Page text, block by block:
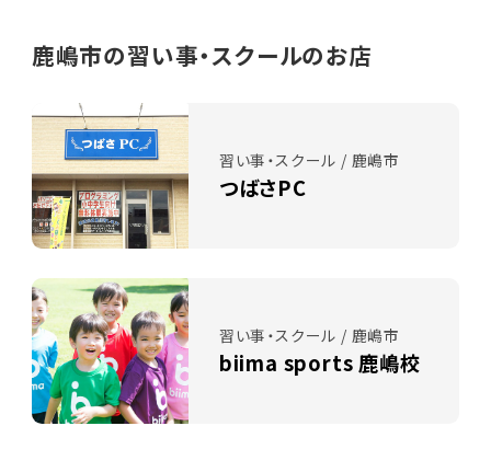
鹿嶋市の習い事・スクールのお店
習い事・スクール / 鹿嶋市
つばさPC
習い事・スクール / 鹿嶋市
biima sports 鹿嶋校